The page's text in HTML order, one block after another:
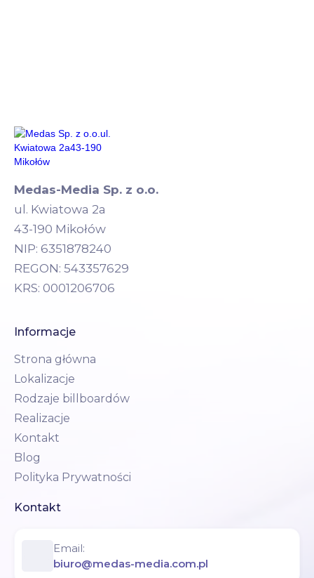
Medas-Media Sp. z o.o.
ul. Kwiatowa 2a
43-190 Mikołów
NIP: 6351878240
REGON: 543357629
KRS: 0001206706
Informacje
Strona główna
Lokalizacje
Rodzaje billboardów
Realizacje
Kontakt
Blog
Polityka Prywatności
Kontakt
Email:
biuro@medas-media.com.pl